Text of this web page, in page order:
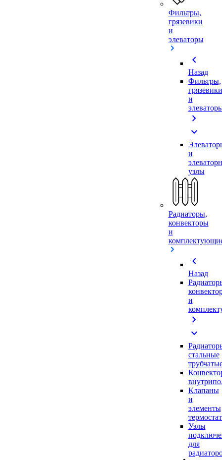
Фильтры,
грязевики
и
элеваторы
chevron_left
Назад
Фильтры,
грязевики
и
chevron_right
expand_more
и
узлы
Радиаторы,
конвекторы
и
chevron_left
Назад
и
chevron_right
expand_more
стальные
Клапаны
и
элементы
Узлы
для